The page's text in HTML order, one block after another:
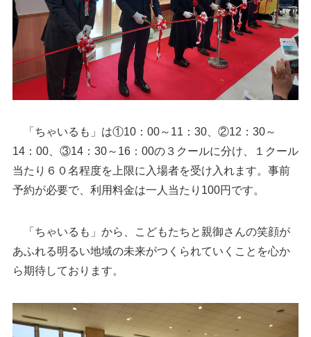
「ちゃいるも」は①10：00～11：30、②12：30～
14：00、③14：30～16：00の３クールに分け、１クール
当たり６０名程度を上限に入場者を受け入れます。事前
予約が必要で、利用料金は一人当たり100円です。
「ちゃいるも」から、こどもたちと親御さんの笑顔が
あふれる明るい地域の未来がつくられていくことを心か
ら期待しております。